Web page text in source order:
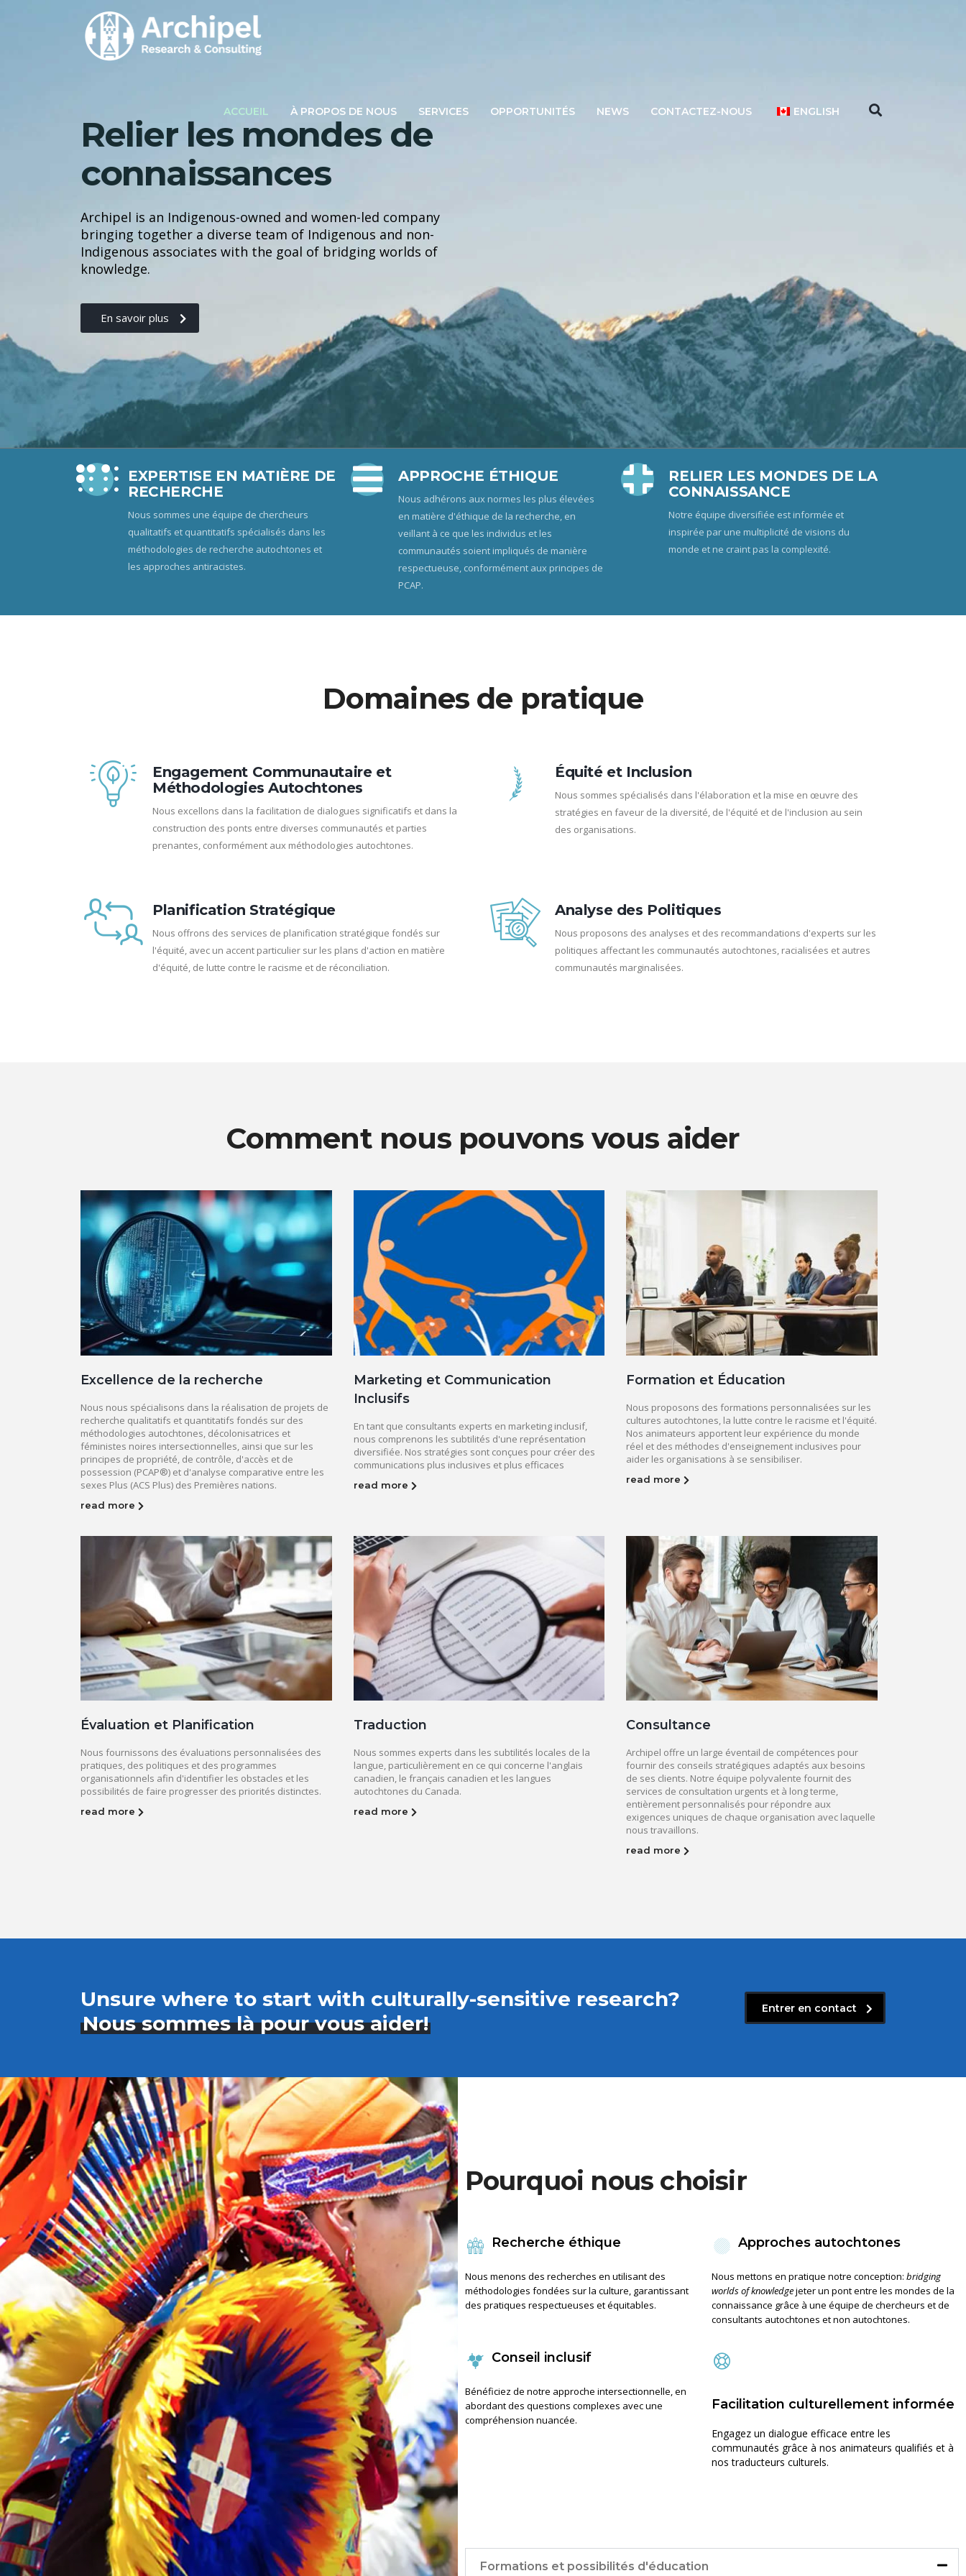
ACCUEIL À PROPOS DE NOUS SERVICES OPPORTUNITÉS NEWS CONTACTEZ-NOUS ENGLISH
Relier les mondes de
connaissances
Archipel is an Indigenous-owned and women-led company
bringing together a diverse team of Indigenous and non-
Indigenous associates with the goal of bridging worlds of
knowledge.
En savoir plus
EXPERTISE EN MATIÈRE DE
RECHERCHE
Nous sommes une équipe de chercheurs
qualitatifs et quantitatifs spécialisés dans les
méthodologies de recherche autochtones et
les approches antiracistes.
APPROCHE ÉTHIQUE
Nous adhérons aux normes les plus élevées
en matière d'éthique de la recherche, en
veillant à ce que les individus et les
communautés soient impliqués de manière
respectueuse, conformément aux principes de
PCAP.
RELIER LES MONDES DE LA
CONNAISSANCE
Notre équipe diversifiée est informée et
inspirée par une multiplicité de visions du
monde et ne craint pas la complexité.
Domaines de pratique
Engagement Communautaire et
Méthodologies Autochtones
Nous excellons dans la facilitation de dialogues significatifs et dans la
construction des ponts entre diverses communautés et parties
prenantes, conformément aux méthodologies autochtones.
Équité et Inclusion
Nous sommes spécialisés dans l'élaboration et la mise en œuvre des
stratégies en faveur de la diversité, de l'équité et de l'inclusion au sein
des organisations.
Planification Stratégique
Nous offrons des services de planification stratégique fondés sur
l'équité, avec un accent particulier sur les plans d'action en matière
d'équité, de lutte contre le racisme et de réconciliation.
Analyse des Politiques
Nous proposons des analyses et des recommandations d'experts sur les
politiques affectant les communautés autochtones, racialisées et autres
communautés marginalisées.
Comment nous pouvons vous aider
Excellence de la recherche
Nous nous spécialisons dans la réalisation de projets de
recherche qualitatifs et quantitatifs fondés sur des
méthodologies autochtones, décolonisatrices et
féministes noires intersectionnelles, ainsi que sur les
principes de propriété, de contrôle, d'accès et de
possession (PCAP®) et d'analyse comparative entre les
sexes Plus (ACS Plus) des Premières nations.
read more
Marketing et Communication
Inclusifs
En tant que consultants experts en marketing inclusif,
nous comprenons les subtilités d'une représentation
diversifiée. Nos stratégies sont conçues pour créer des
communications plus inclusives et plus efficaces
read more
Formation et Éducation
Nous proposons des formations personnalisées sur les
cultures autochtones, la lutte contre le racisme et l'équité.
Nos animateurs apportent leur expérience du monde
réel et des méthodes d'enseignement inclusives pour
aider les organisations à se sensibiliser.
read more
Évaluation et Planification
Nous fournissons des évaluations personnalisées des
pratiques, des politiques et des programmes
organisationnels afin d'identifier les obstacles et les
possibilités de faire progresser des priorités distinctes.
read more
Traduction
Nous sommes experts dans les subtilités locales de la
langue, particulièrement en ce qui concerne l'anglais
canadien, le français canadien et les langues
autochtones du Canada.
read more
Consultance
Archipel offre un large éventail de compétences pour
fournir des conseils stratégiques adaptés aux besoins
de ses clients. Notre équipe polyvalente fournit des
services de consultation urgents et à long terme,
entièrement personnalisés pour répondre aux
exigences uniques de chaque organisation avec laquelle
nous travaillons.
read more
Unsure where to start with culturally-sensitive research?
Nous sommes là pour vous aider!
Entrer en contact
Pourquoi nous choisir
Recherche éthique
Nous menons des recherches en utilisant des
méthodologies fondées sur la culture, garantissant
des pratiques respectueuses et équitables.
Approches autochtones
Nous mettons en pratique notre conception:bridging
worlds of knowledgejeter un pont entre les mondes de la
connaissance grâce à une équipe de chercheurs et de
consultants autochtones et non autochtones.
Conseil inclusif
Bénéficiez de notre approche intersectionnelle, en
abordant des questions complexes avec une
compréhension nuancée.
Facilitation culturellement informée
Engagez un dialogue efficace entre les
communautés grâce à nos animateurs qualifiés et à
nos traducteurs culturels.
Formations et possibilités d'éducation